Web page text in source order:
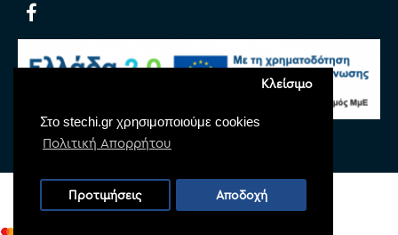
Στο stechi.gr χρησιμοποιούμε cookies
Πολιτική Απορρήτου
Κλείσιμο
Προτιμήσεις Αποδοχή
Copyright © 2022 Stechi, All Rights Reserved
Powered by
Monoware Web